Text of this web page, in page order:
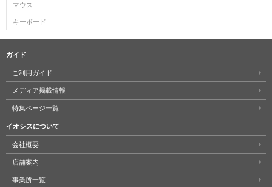
マウス
キーボード
ガイド
ご利用ガイド
メディア掲載情報
特集ページ一覧
イオシスについて
会社概要
店舗案内
事業所一覧